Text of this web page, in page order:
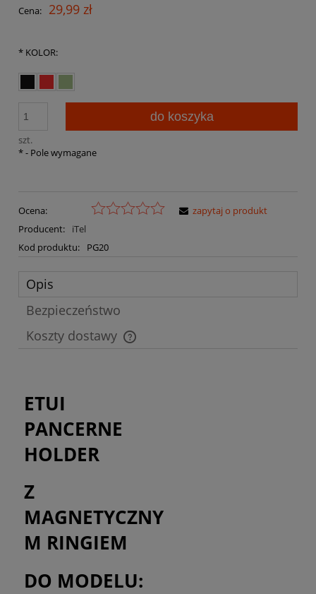
Cena: 29,99 zł
* KOLOR:
szt.
do koszyka
*- Pole wymagane
Ocena:
Producent:
iTel
Kod produktu:
PG20
zapytaj o produkt
Opis
Bezpieczeństwo
Koszty dostawy
Cena nie zawiera ewentualnych kosztów płatności
ETUI
PANCERNE
HOLDER
Z
MAGNETYCZNY
M RINGIEM
DO MODELU: